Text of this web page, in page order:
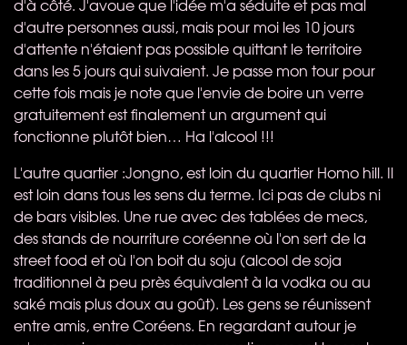
d'autre personnes aussi, mais pour moi les 10 jours
d'attente n'étaient pas possible quittant le territoire
dans les 5 jours qui suivaient. Je passe mon tour pour
cette fois mais je note que l'envie de boire un verre
gratuitement est finalement un argument qui
fonctionne plutôt bien… Ha l'alcool !!!
L'autre quartier :Jongno, est loin du quartier Homo hill. Il
est loin dans tous les sens du terme. Ici pas de clubs ni
de bars visibles. Une rue avec des tablées de mecs,
des stands de nourriture coréenne où l'on sert de la
street food et où l'on boit du soju (alcool de soja
traditionnel à peu près équivalent à la vodka ou au
saké mais plus doux au goût). Les gens se réunissent
entre amis, entre Coréens. En regardant autour je